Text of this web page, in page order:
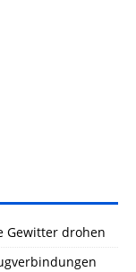
Gewitter drohen